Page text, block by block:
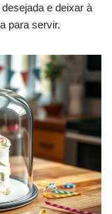
e deixar à
para servir.